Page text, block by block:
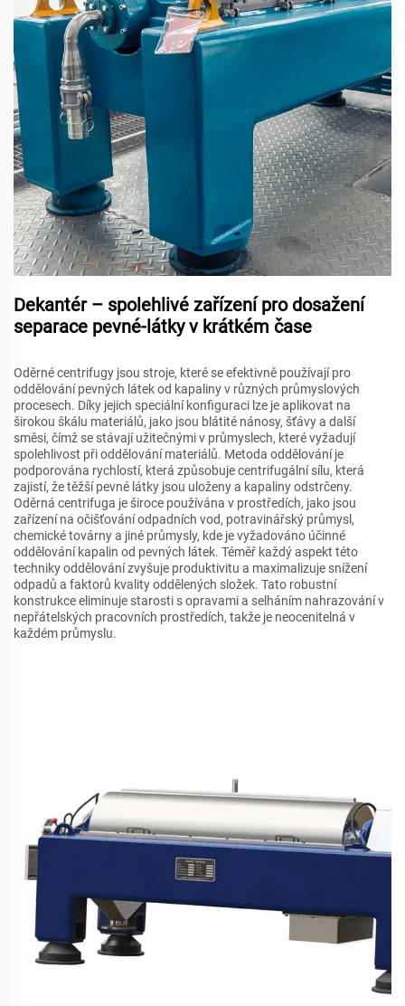
Dekantér – spolehlivé zařízení pro dosažení
separace pevné-látky v krátkém čase
Oděrné centrifugy jsou stroje, které se efektivně používají pro
oddělování pevných látek od kapaliny v různých průmyslových
procesech. Díky jejich speciální konfiguraci lze je aplikovat na
širokou škálu materiálů, jako jsou blátité nánosy, šťávy a další
směsi, čímž se stávají užitečnými v průmyslech, které vyžadují
spolehlivost při oddělování materiálů. Metoda oddělování je
podporována rychlostí, která způsobuje centrifugální sílu, která
zajistí, že těžší pevné látky jsou uloženy a kapaliny odstrčeny.
Oděrná centrifuga je široce používána v prostředích, jako jsou
zařízení na očišťování odpadních vod, potravinářský průmysl,
chemické továrny a jiné průmysly, kde je vyžadováno účinné
oddělování kapalin od pevných látek. Téměř každý aspekt této
techniky oddělování zvyšuje produktivitu a maximalizuje snížení
odpadů a faktorů kvality oddělených složek. Tato robustní
konstrukce eliminuje starosti s opravami a selháním nahrazování v
nepřátelských pracovních prostředích, takže je neocenitelná v
každém průmyslu.